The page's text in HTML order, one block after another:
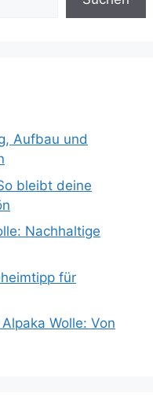
Aufbau und
bleibt deine
Nachhaltige
für
Wolle: Von